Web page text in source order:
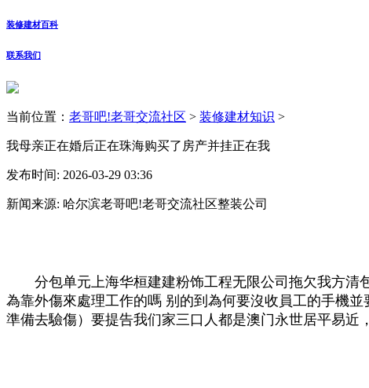
装修建材百科
联系我们
当前位置： 老哥吧!老哥交流社区 > 装修建材知识 >
我母亲正在婚后正在珠海购买了房产并挂正在我
发布时间: 2026-03-29 03:36
新闻来源: 哈尔滨老哥吧!老哥交流社区整装公司
分包单元上海华桓建建粉饰工程无限公司拖欠我方清
為靠外傷來處理工作的嗎 别的到為何要沒收員工的手機
準備去驗傷）要提告我们家三口人都是澳门永世居平易近，